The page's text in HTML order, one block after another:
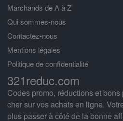
Marchands de A à Z
Qui sommes-nous
Contactez-nous
Mentions légales
Politique de confidentialité
321reduc.com
Codes promo, réductions et
cher sur vos achats en ligne.
plus passer à côté de la bonne